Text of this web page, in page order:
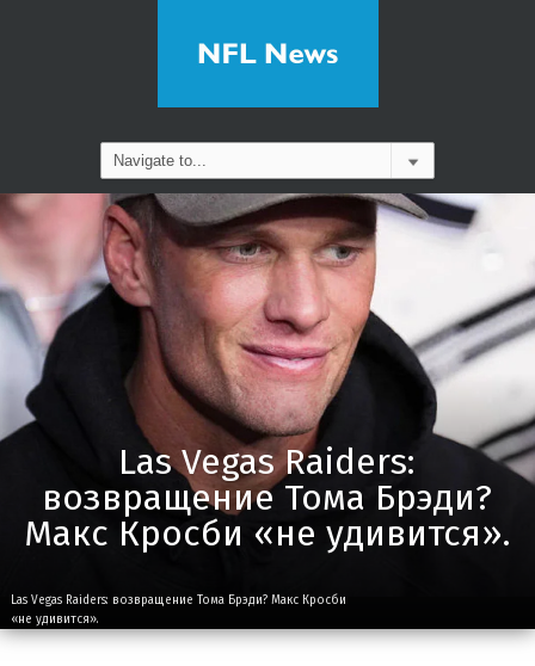
Las Vegas Raiders:
возвращение Тома Брэди?
Макс Кросби «не удивится».
Las Vegas Raiders: возвращение Тома Брэди? Макс Кросби
«не удивится».